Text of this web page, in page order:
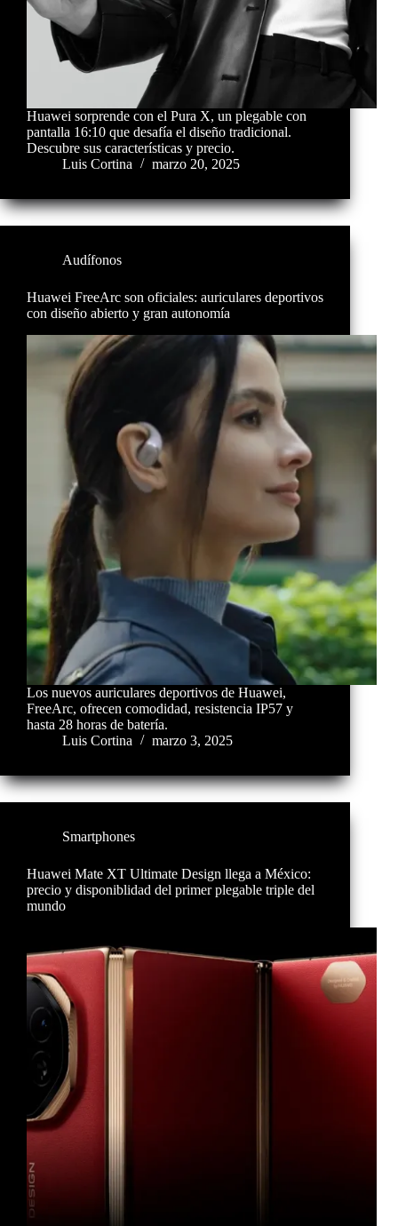
Huawei sorprende con el Pura X, un plegable con
pantalla 16:10 que desafía el diseño tradicional.
Descubre sus características y precio.
Luis Cortina
marzo 20, 2025
Audífonos
Huawei FreeArc son oficiales: auriculares deportivos
con diseño abierto y gran autonomía
Los nuevos auriculares deportivos de Huawei,
FreeArc, ofrecen comodidad, resistencia IP57 y
hasta 28 horas de batería.
Luis Cortina
marzo 3, 2025
Smartphones
Huawei Mate XT Ultimate Design llega a México:
precio y disponiblidad del primer plegable triple del
mundo